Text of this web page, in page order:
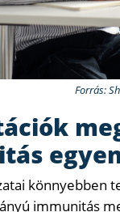
Forrás:
immunitás